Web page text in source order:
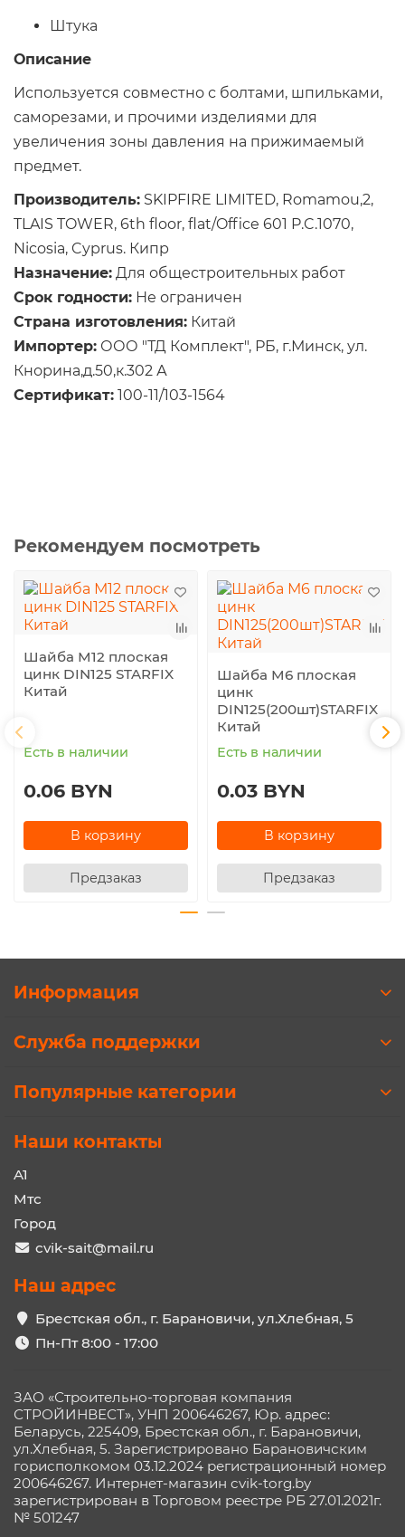
Штука
Описание
Используется совместно с болтами, шпильками,
саморезами, и прочими изделиями для
увеличения зоны давления на прижимаемый
предмет.
Производитель: SKIPFIRE LIMITED, Romamou,2,
TLAIS TOWER, 6th floor, flat/Office 601 P.C.1070,
Nicosia, Cyprus. Кипр
Назначение: Для общестроительных работ
Срок годности: Не ограничен
Страна изготовления: Китай
Импортер: ООО "ТД Комплект", РБ, г.Минск, ул.
Кнорина,д.50,к.302 А
Сертификат: 100-11/103-1564
Рекомендуем посмотреть
Шайба М12 плоская
цинк DIN125 STARFIX
Китай
Есть в наличии
0.06 BYN
В корзину
Предзаказ
Шайба М6 плоская
цинк
DIN125(200шт)STARFIX
Китай
Есть в наличии
0.03 BYN
В корзину
Предзаказ
Информация
Служба поддержки
Популярные категории
Наши контакты
A1
Мтс
Город
cvik-sait@mail.ru
Наш адрес
Брестская обл., г. Барановичи, ул.Хлебная, 5
Пн-Пт 8:00 - 17:00
ЗАО «Строительно-торговая компания
СТРОЙИНВЕСТ», УНП 200646267, Юр. адрес:
Беларусь, 225409, Брестская обл., г. Барановичи,
ул.Хлебная, 5. Зарегистрировано Барановичским
горисполкомом 03.12.2024 регистрационный номер
200646267. Интернет-магазин cvik-torg.by
зарегистрирован в Торговом реестре РБ 27.01.2021г.
№ 501247